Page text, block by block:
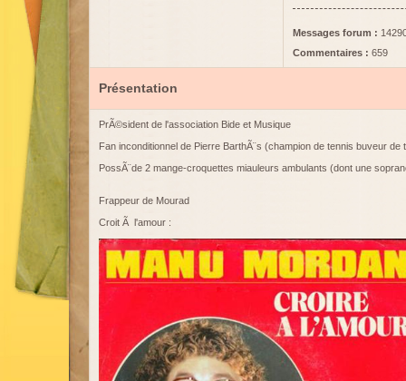
Messages forum :
Commentaires : 659
Présentation
PrÃ©sident de l'association Bide et Musique
Fan inconditionnel de Pierre BarthÃ¨s (champion de tennis buveur de
PossÃ¨de 2 mange-croquettes miauleurs ambulants (dont une
Frappeur de Mourad
Croit Ã l'amour :